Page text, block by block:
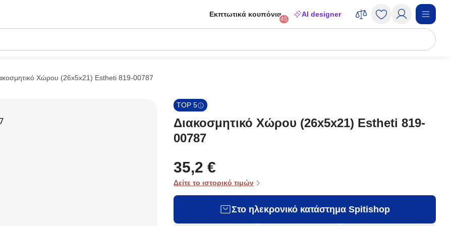
Εκπτωτικά κουπόνια
45
AI designer
Χώρου (26x5x21) Estheti 819-00787
TOP 5
Διακοσμητικό Χώρου (26x5x21) Estheti 819-
00787
35,2 €
Δείτε το ιστορικό τιμών
Στο ηλεκρονικό κατάστημα Spitishop